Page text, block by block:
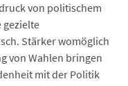
von politischem
gezielte
Stärker womöglich
von Wahlen bringen
mit der Politik